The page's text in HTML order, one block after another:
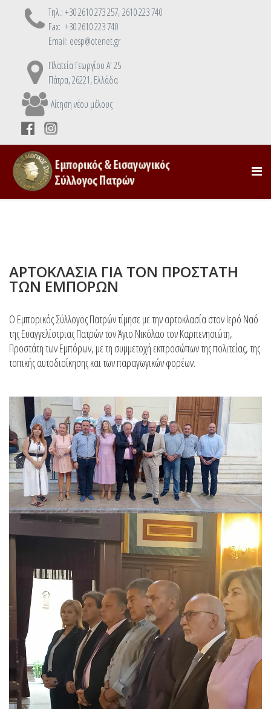
Τηλ.: +30 2610 273 257, 2610 223 740
Fax: +30 2610 223 740
Email: eesp@otenet.gr
Πλατεία Γεωργίου Α' 25
Πάτρα, 26221, Ελλάδα
Αίτηση νέου μέλους
ΑΡΤΟΚΛΑΣΙΑ ΓΙΑ ΤΟΝ ΠΡΟΣΤΑΤΗ
ΤΩΝ ΕΜΠΟΡΩΝ
Ο Εμπορικός Σύλλογος Πατρών τίμησε με την αρτοκλασία στον Ιερό Ναό
της Ευαγγελίστριας Πατρών τον Άγιο Νικόλαο τον Καρπενησιώτη,
Προστάτη των Εμπόρων, με τη συμμετοχή εκπροσώπων της πολιτείας, της
τοπικής αυτοδιοίκησης και των παραγωγικών φορέων.